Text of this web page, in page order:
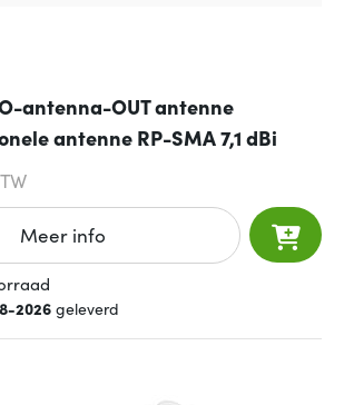
antenna-OUT antenne
antenne RP-SMA 7,1 dBi
Meer info
2026 geleverd